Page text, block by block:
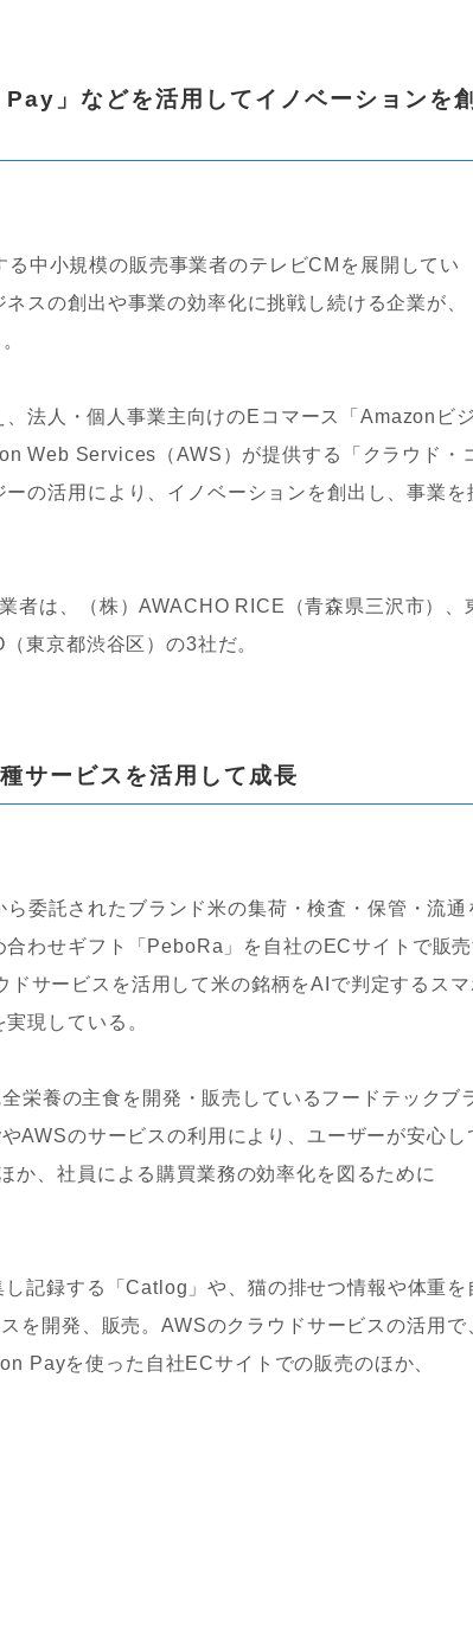
」などを活用してイノベーションを創
中小規模の販売事業者のテレビCMを展開してい
スの創出や事業の効率化に挑戦し続ける企業が、
法人・個人事業主向けのEコマース「Amazonビジ
Web Services（AWS）が提供する「クラウド・
の活用により、イノベーションを創出し、事業を
者は、（株）AWACHO RICE（青森県三沢市）、
東京都渋谷区）の3社だ。
サービスを活用して成長
委託されたブランド米の集荷・検査・保管・流通
わせギフト「PeboRa」を自社のECサイトで販売
サービスを活用して米の銘柄をAIで判定するスマ
現している。
養の主食を開発・販売しているフードテックブ
AWSのサービスの利用により、ユーザーが安心し
か、社員による購買業務の効率化を図るために
記録する「Catlog」や、猫の排せつ情報や体重を
開発、販売。AWSのクラウドサービスの活用で
Payを使った自社ECサイトでの販売のほか、